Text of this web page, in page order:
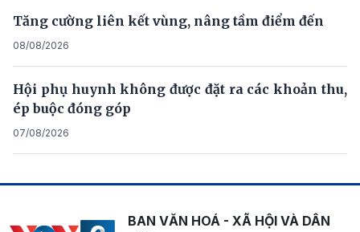
Tăng cường liên kết vùng, nâng tầm điểm đến
08/08/2026
Hội phụ huynh không được đặt ra các khoản thu,
ép buộc đóng góp
07/08/2026
BAN VĂN HOÁ - XÃ HỘI VÀ DÂN